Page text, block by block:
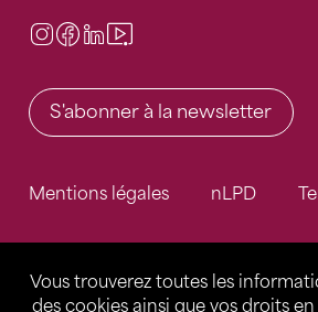
Vous trouverez toutes les
des cookies ainsi que vos droits
Instagram
Facebook
LinkedIn
S'abonner à la newsletter
Mentions légales nLPD